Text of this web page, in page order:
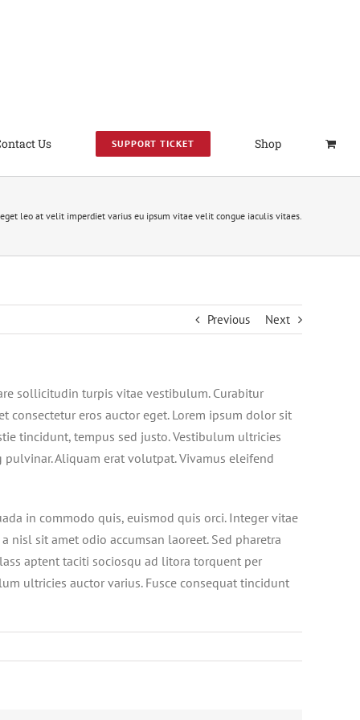
Us SUPPORT TICKET Shop
leo at velit imperdiet varius eu ipsum vitae velit congue iaculis vitaes.
Previous Next
sollicitudin turpis vitae vestibulum. Curabitur
consectetur eros auctor eget. Lorem ipsum dolor sit
tincidunt, tempus sed justo. Vestibulum ultricies
Aliquam erat volutpat. Vivamus eleifend
in commodo quis, euismod quis orci. Integer vitae
sit amet odio accumsan laoreet. Sed pharetra
aptent taciti sociosqu ad litora torquent per
ultricies auctor varius. Fusce consequat tincidunt